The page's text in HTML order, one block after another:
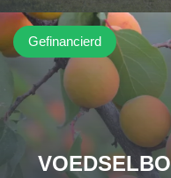
Gefinancierd